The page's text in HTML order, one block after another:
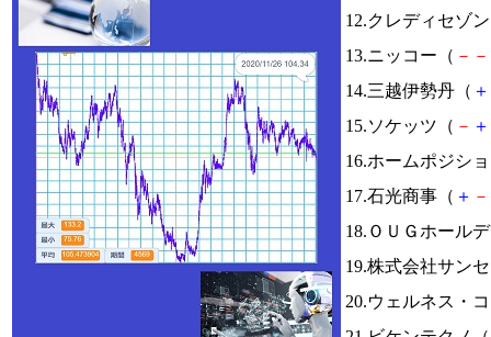
12.クレディセゾ
13.ニッコー（ － －
14.三越伊勢丹（ ＋
15.ソケッツ（ － ＋
16.ホームポジシ
17.石光商事（ ＋ －
18.ＯＵＧホール
19.株式会社サン
20.ウェルネス・